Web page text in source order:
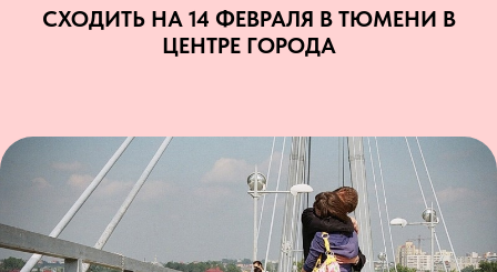
СХОДИТЬ НА 14 ФЕВРАЛЯ В ТЮМЕНИ В
ЦЕНТРЕ ГОРОДА